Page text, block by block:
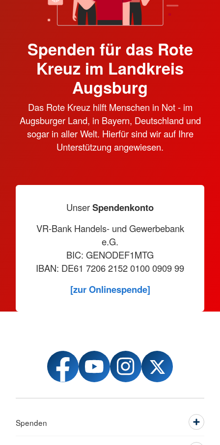
Spenden für das Rote
Kreuz im Landkreis
Augsburg
Das Rote Kreuz hilft Menschen in Not - im
Augsburger Land, in Bayern, Deutschland und
sogar in aller Welt. Hierfür sind wir auf Ihre
Unterstützung angewiesen.
UnserSpendenkonto
VR-Bank Handels- und Gewerbebank
e.G.
BIC: GENODEF1MTG
IBAN: DE61 7206 2152 0100 0909 99
[zur Onlinespende]
Spenden